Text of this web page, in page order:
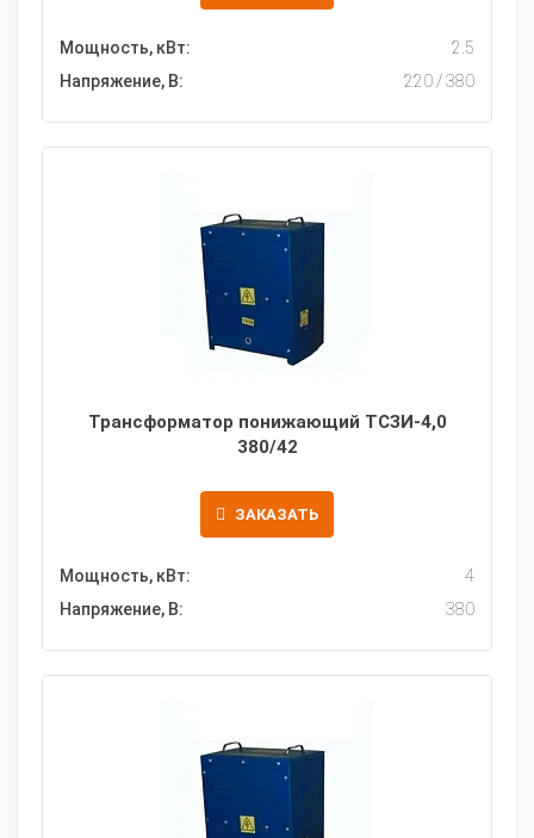
Мощность, кВт:
2.5
Напряжение, В:
220 / 380
Трансформатор понижающий ТСЗИ-4,0
380/42
ЗАКАЗАТЬ
Мощность, кВт:
4
Напряжение, В:
380